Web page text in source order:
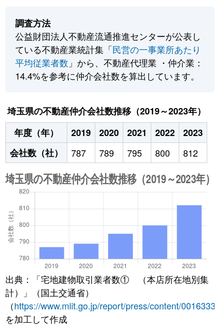
調査方法
公益財団法人不動産流通推進センターが公表し
ている不動産業統計集「民営の一事業所あたり
平均従業者数 」から、不動産代理業 ・仲介業：
14.4%を参考に仲介会社数を算出しています。
埼玉県の不動産仲介会社数推移（2019～2023年）
年度（年）
2019 2020 2021 2022
2023
会社数（社）
787 789 795 800 812
出典：「宅地建物取引業者数① （本店所在地別集
計）」（国土交通省）
（https://www.mlit.go.jp/report/press/content/
を加工して作成